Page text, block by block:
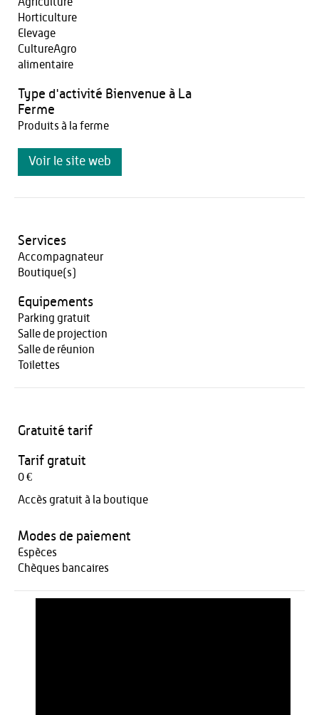
Horticulture
Elevage
CultureAgro
alimentaire
Type d'activité Bienvenue à La
Ferme
Produits à la ferme
Voir le site web
Services
Accompagnateur
Boutique(s)
Equipements
Parking gratuit
Salle de projection
Salle de réunion
Toilettes
Gratuité tarif
Tarif gratuit
0 €
Accès gratuit à la boutique
Modes de paiement
Espèces
Chèques bancaires